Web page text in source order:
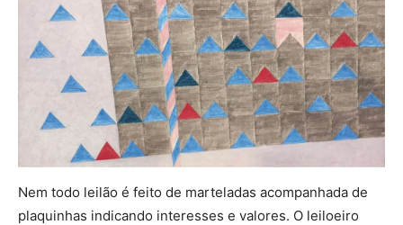
Nem todo leilão é feito de marteladas acompanhada de
plaquinhas indicando interesses e valores. O leiloeiro